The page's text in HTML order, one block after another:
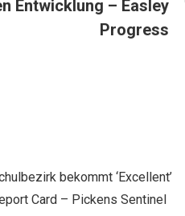
Entwicklung – Easley
Progress
bekommt ‘Excellent’
Card – Pickens Sentinel